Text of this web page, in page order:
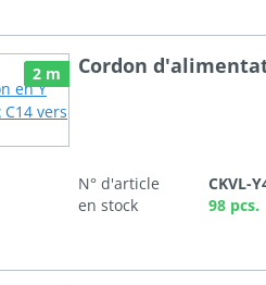
2 m Cordon
N° d'article
CKVL-
en stock
98 pcs.